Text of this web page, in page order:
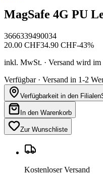
MagSafe 4G PU
3666339490034
20.00 CHF34.90 CHF-43%
inkl. MwSt. · Versand wird im
Verfügbar · Versand in 1-2
Verfügbarkeit in den Filialen
In den Warenkorb
Zur Wunschliste
Kostenloser Versand